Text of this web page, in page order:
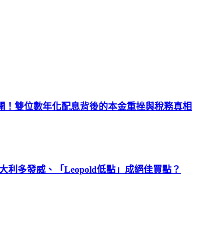
！雙位數年化配息背後的本金重挫與稅務真相
利多發威、「Leopold低點」成絕佳買點？